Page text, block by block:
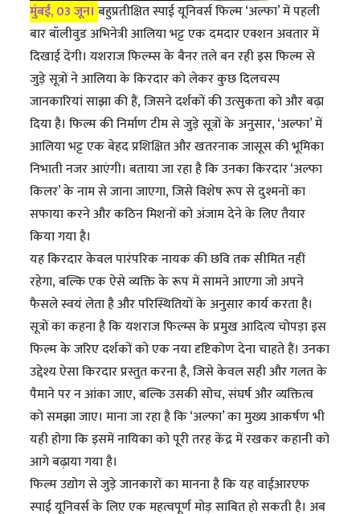
मुंबई, 03 जून।बहुप्रतीक्षित स्पाई यूनिवर्स फिल्म ‘अल्फा’ में पहली
बार बॉलीवुड अभिनेत्री आलिया भट्ट एक दमदार एक्शन अवतार में
दिखाई देंगी। यशराज फिल्म्स के बैनर तले बन रही इस फिल्म से
जुड़े सूत्रों ने आलिया के किरदार को लेकर कुछ दिलचस्प
जानकारियां साझा की हैं, जिसने दर्शकों की उत्सुकता को और बढ़ा
दिया है। फिल्म की निर्माण टीम से जुड़े सूत्रों के अनुसार, ‘अल्फा’ में
आलिया भट्ट एक बेहद प्रशिक्षित और खतरनाक जासूस की भूमिका
निभाती नजर आएंगी। बताया जा रहा है कि उनका किरदार ‘अल्फा
किलर’ के नाम से जाना जाएगा, जिसे विशेष रूप से दुश्मनों का
सफाया करने और कठिन मिशनों को अंजाम देने के लिए तैयार
किया गया है।
यह किरदार केवल पारंपरिक नायक की छवि तक सीमित नहीं
रहेगा, बल्कि एक ऐसे व्यक्ति के रूप में सामने आएगा जो अपने
फैसले स्वयं लेता है और परिस्थितियों के अनुसार कार्य करता है।
सूत्रों का कहना है कि यशराज फिल्म्स के प्रमुख आदित्य चोपड़ा इस
फिल्म के जरिए दर्शकों को एक नया दृष्टिकोण देना चाहते हैं। उनका
उद्देश्य ऐसा किरदार प्रस्तुत करना है, जिसे केवल सही और गलत के
पैमाने पर न आंका जाए, बल्कि उसकी सोच, संघर्ष और व्यक्तित्व
को समझा जाए। माना जा रहा है कि ‘अल्फा’ का मुख्य आकर्षण भी
यही होगा कि इसमें नायिका को पूरी तरह केंद्र में रखकर कहानी को
आगे बढ़ाया गया है।
फिल्म उद्योग से जुड़े जानकारों का मानना है कि यह वाईआरएफ
स्पाई यूनिवर्स के लिए एक महत्वपूर्ण मोड़ साबित हो सकती है। अब